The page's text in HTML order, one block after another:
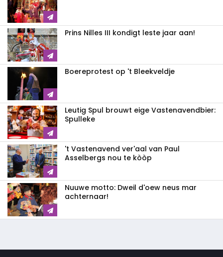
Prins Nilles III kondigt leste jaar aan!
Boereprotest op 't Bleekveldje
Leutig Spul brouwt eige Vastenavendbier:
Spulleke
't Vastenavend ver'aal van Paul
Asselbergs nou te kòòp
Nuuwe motto: Dweil d'oew neus mar
achternaar!